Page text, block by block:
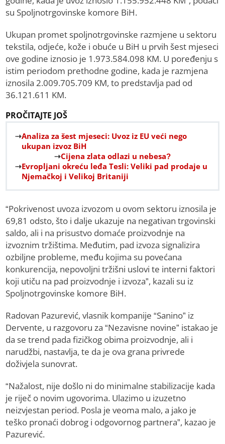
su Spoljnotrgovinske komore BiH.
Ukupan promet spoljnotrgovinske razmjene u sektoru
tekstila, odjeće, kože i obuće u BiH u prvih šest mjeseci
ove godine iznosio je 1.973.584.098 KM. U poređenju s
istim periodom prethodne godine, kada je razmjena
iznosila 2.009.705.709 KM, to predstavlja pad od
36.121.611 KM.
PROČITAJTE JOŠ
Analiza za šest mjeseci: Uvoz iz EU veći nego
ukupan izvoz BiH
Cijena zlata odlazi u nebesa?
Evropljani okreću leđa Tesli: Veliki pad prodaje u
Njemačkoj i Velikoj Britaniji
“Pokrivenost uvoza izvozom u ovom sektoru iznosila je
69,81 odsto, što i dalje ukazuje na negativan trgovinski
saldo, ali i na prisustvo domaće proizvodnje na
izvoznim tržištima. Međutim, pad izvoza signalizira
ozbiljne probleme, među kojima su povećana
konkurencija, nepovoljni tržišni uslovi te interni faktori
koji utiču na pad proizvodnje i izvoza”, kazali su iz
Spoljnotrgovinske komore BiH.
Radovan Pazurević, vlasnik kompanije “Sanino” iz
Dervente, u razgovoru za “Nezavisne novine” istakao je
da se trend pada fizičkog obima proizvodnje, ali i
narudžbi, nastavlja, te da je ova grana privrede
doživjela sunovrat.
“Nažalost, nije došlo ni do minimalne stabilizacije kada
je riječ o novim ugovorima. Ulazimo u izuzetno
neizvjestan period. Posla je veoma malo, a jako je
teško pronaći dobrog i odgovornog partnera”, kazao je
Pazurević.